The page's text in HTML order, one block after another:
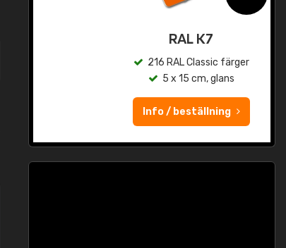
RAL K7
216 RAL Classic färger
5 x 15 cm, glans
Info / beställning